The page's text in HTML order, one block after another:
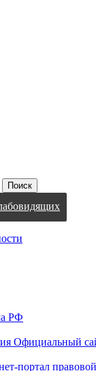
РФ
Официальный
портал